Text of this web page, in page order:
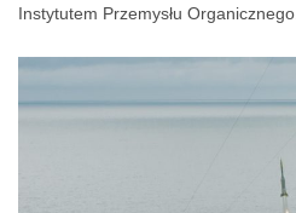
Instytutem Przemysłu Organicznego.